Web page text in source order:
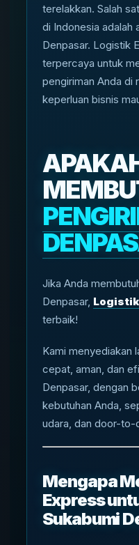
terelakkan. Salah
di Indonesia adalah
Denpasar. Logistik
terpercaya untuk
pengiriman Anda di
keperluan bisnis
Jika Anda
Denpasar,
terbaik!
Kami menyediakan
cepat, aman, dan
Denpasar, dengan
kebutuhan Anda,
udara, dan door-to-
Mengapa
Express
Sukabumi